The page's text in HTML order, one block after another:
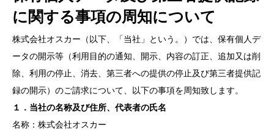
に関する事項の周知について
株式会社オスカー（以下、「当社」という。）では、保有個人デ
ータの開示等（利用目的の通知、開示、内容の訂正、追加又は削
除、利用の停止、消去、第三者への提供の停止及び第三者提供記
録の開示）のご請求について、以下の事項を周知致します。
１．当社の名称及び住所、代表者の氏名
名称：株式会社オスカー